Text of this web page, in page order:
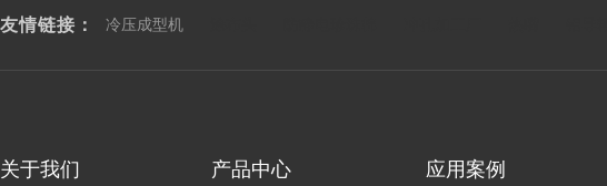
友情链接： 冷压成型机
关于我们 产品中心 应用案例